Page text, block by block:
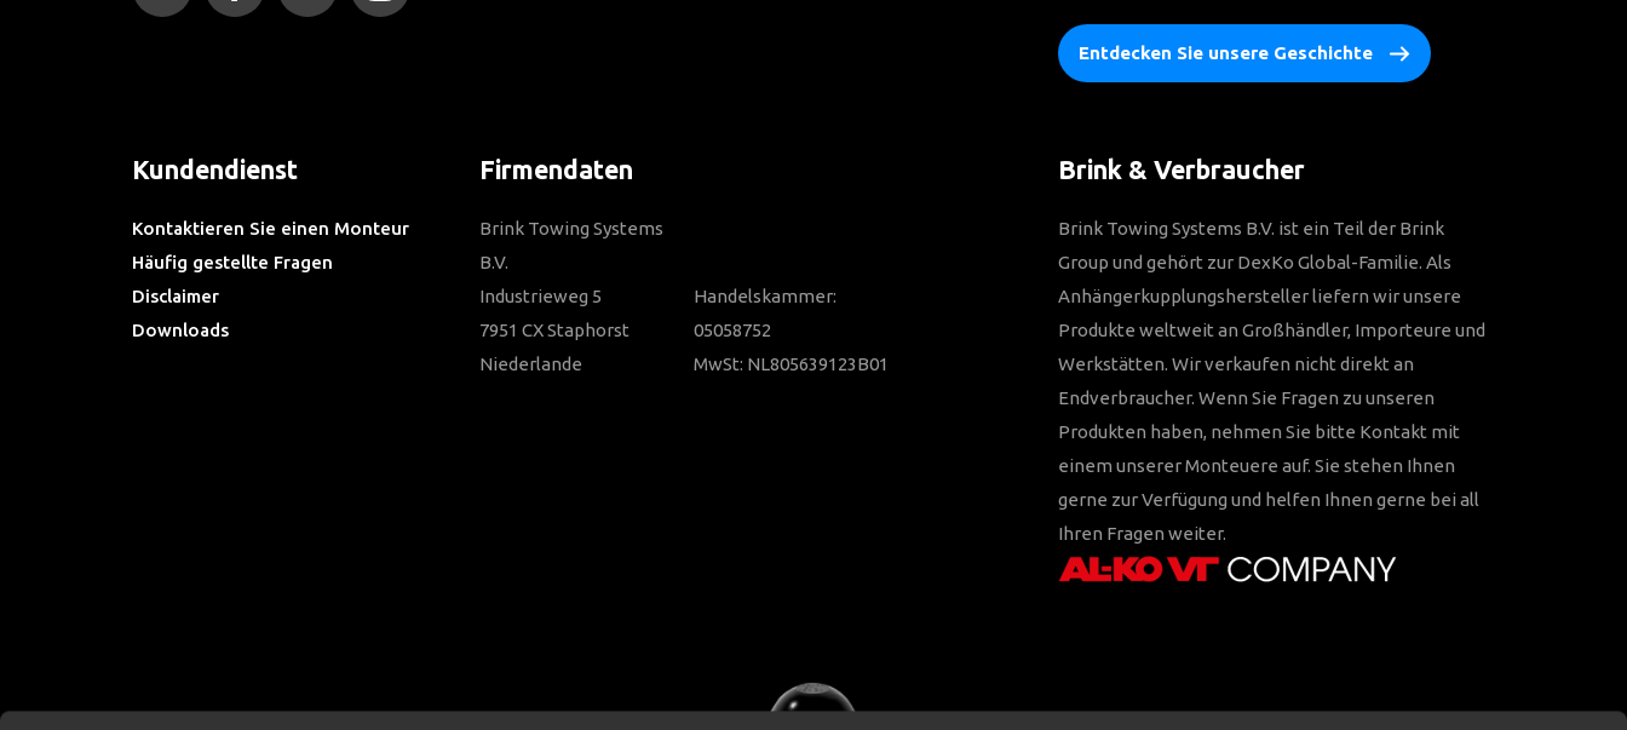
Entdecken Sie unsere Geschichte
Kundendienst
Kontaktieren Sie einen Monteur
Häufig gestellte Fragen
Disclaimer
Downloads
Firmendaten
Brink Towing Systems
B.V.
Industrieweg 5
7951 CX Staphorst
Niederlande
Handelskammer:
05058752
MwSt: NL805639123B01
Brink & Verbraucher
Brink Towing Systems B.V. ist ein Teil der Brink
Group und gehört zur DexKo Global-Familie. Als
Anhängerkupplungshersteller liefern wir unsere
Produkte weltweit an Großhändler, Importeure und
Werkstätten. Wir verkaufen nicht direkt an
Endverbraucher. Wenn Sie Fragen zu unseren
Produkten haben, nehmen Sie bitte Kontakt mit
einem unserer Monteuere auf. Sie stehen Ihnen
gerne zur Verfügung und helfen Ihnen gerne bei all
Ihren Fragen weiter.